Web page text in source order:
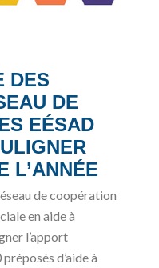
DES
DE
EÉSAD
L’ANNÉE
de coopération
en aide à
l’apport
d’aide à